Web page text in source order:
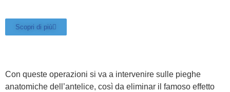
Scopri di più
Con queste operazioni si va a intervenire sulle pieghe
anatomiche dell’antelice, così da eliminar il famoso effetto